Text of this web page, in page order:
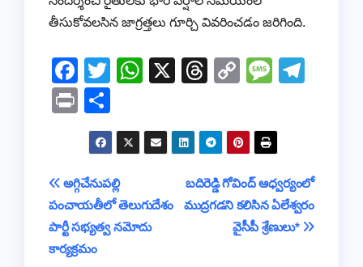
తీసుకోవలసిన జాగ్రత్తలు గూర్చి వివరించడం జరిగింది.
F
a
c
e
b
o
o
k
T
er
W
s
p
p
X
T
a
d
s
C
y
Li
n
k
M
a
g
e
a
m
Pr
in h
ar
e
Post
navigation
బదిరెడ్డి గోవింద్ ఆధ్వర్యంలో
ముద్రగడని కలిసిన ఏలేశ్వరం
వైసీపీ శ్రేణులు*
అగ్గిచేనుపల్లి
పంచాయతీలో తెలుగుదేశం
పార్టీ సభ్యత్వ నమోదు
కార్యక్రమం